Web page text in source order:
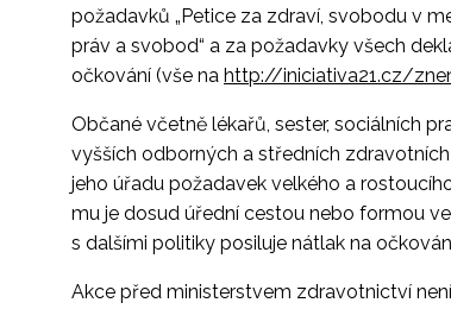
požadavků „Petice za zdraví, svobodu v
práv a svobod“ a za požadavky všech
očkování (vše na http://iniciativa21.cz/
Občané včetně lékařů, sester, sociálních
vyšších odborných a středních
jeho úřadu požadavek velkého a
mu je dosud úřední cestou nebo formou
s dalšími politiky posiluje nátlak na
Akce před ministerstvem zdravotnictví